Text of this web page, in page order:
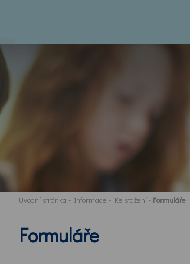
Úvodní stránka - Informace - Ke stažení - Formuláře
Formuláře